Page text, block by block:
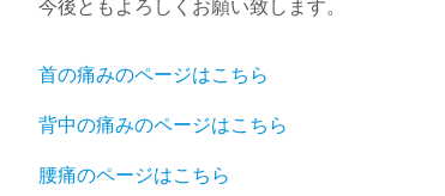
今後ともよろしくお願い致します。
首の痛みのページはこちら
背中の痛みのページはこちら
腰痛のページはこちら